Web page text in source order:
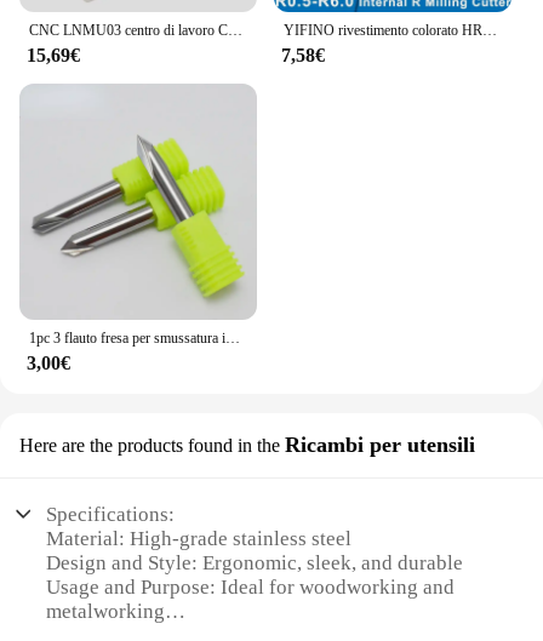
15,69€ 7,58€
1pc 3 flauto fresa per smussatura in acciaio al tungsteno trapano a 90 gradi per fresa per smussatura in alluminio
3,00€
Here are the products found in the Ricambi per utensili
Specifications:
Material: High-grade stainless steel
Design and Style: Ergonomic, sleek, and durable
Usage and Purpose: Ideal for woodworking and
metalworking